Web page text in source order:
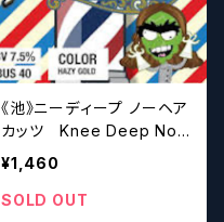
《池》ニーディープ ノーヘア
カッツ Knee Deep No
Haircuts【クラフトビールシ
ザーズ】
¥1,460
SOLD OUT